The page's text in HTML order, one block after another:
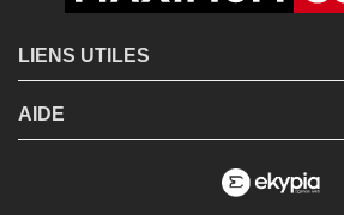
LIENS UTILES
AIDE